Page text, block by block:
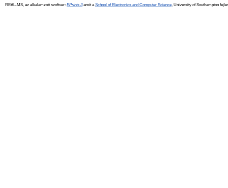
REAL-MS, az alkalamzott szoftver: EPrints 3amit a School of Electronics and Computer Science , University of Southampton